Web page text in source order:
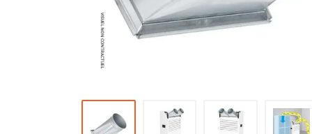
Ventilateur centrifuge
Ventilateur de sol
Ventilateur sur pied
Ventilateur de bureau
Extracteur d'air mural hélicoïde
Extracteur d'air mural centrifuge